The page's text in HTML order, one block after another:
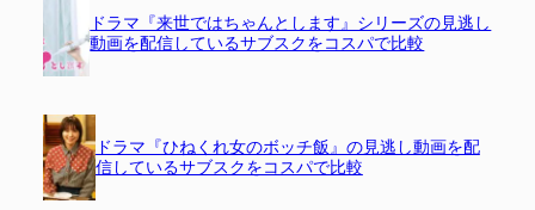
ドラマ『来世ではちゃんとします』シリーズの見逃し
動画を配信しているサブスクをコスパで比較
ドラマ『ひねくれ女のボッチ飯』の見逃し動画を配
信しているサブスクをコスパで比較